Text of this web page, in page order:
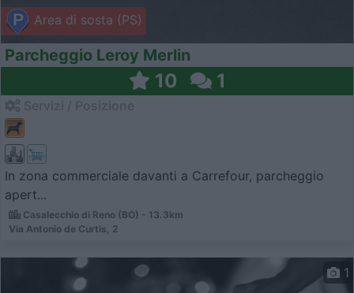
Area di sosta (PS)
Parcheggio Leroy Merlin
10 1
In zona commerciale davanti a Carrefour, parcheggio
apert...
Casalecchio di Reno (BO) - 13.3km
Via Antonio de Curtis, 2
1